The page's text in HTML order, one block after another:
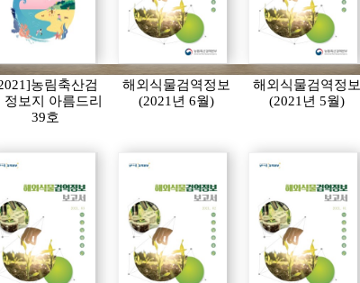
농림축산검
정보지 아름드리
39호
해외식물검역정보
(2021년 6월)
해외식물검역정보
(2021년 5월)